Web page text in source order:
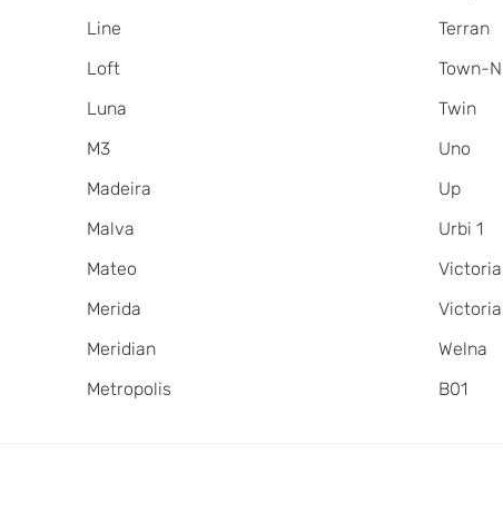
Line
Loft
Luna
M3
Madeira
Malva
Mateo
Merida
Meridian
Metropolis
Terran
Town-N
Twin
Uno
Up
Urbi 1
Victoria
Welna
В01